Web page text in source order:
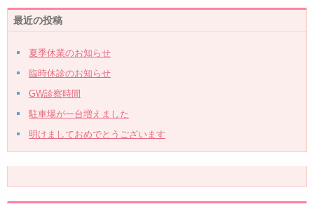
最近の投稿
夏季休業のお知らせ
臨時休診のお知らせ
GW診察時間
駐車場が一台増えました
明けましておめでとうございます